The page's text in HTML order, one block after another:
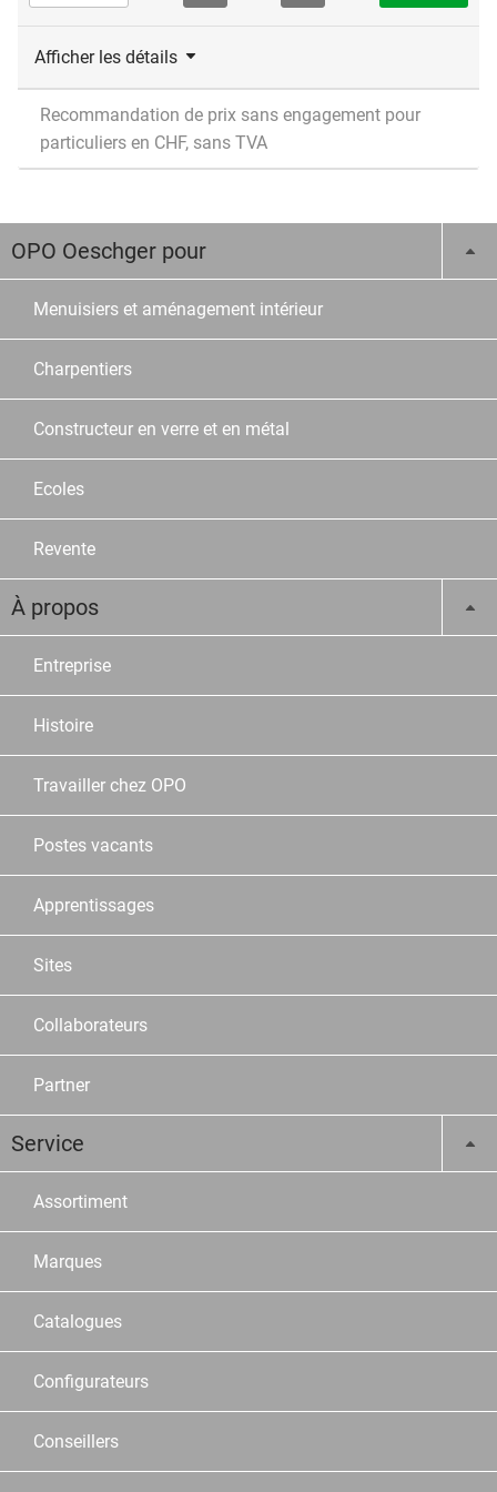
Afficher les détails
Recommandation de prix sans engagement pour
particuliers en CHF, sans TVA
OPO Oeschger pour
Menuisiers et aménagement intérieur
Charpentiers
Constructeur en verre et en métal
Ecoles
Revente
À propos
Entreprise
Histoire
Travailler chez OPO
Postes vacants
Apprentissages
Sites
Collaborateurs
Partner
Service
Assortiment
Marques
Catalogues
Configurateurs
Conseillers